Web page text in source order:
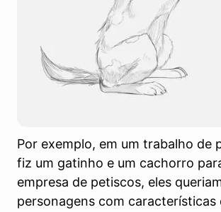
Por exemplo, em um trabalho de
fiz um gatinho e um cachorro
empresa de petiscos, eles
personagens com